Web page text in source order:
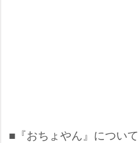
■『おちょやん』について